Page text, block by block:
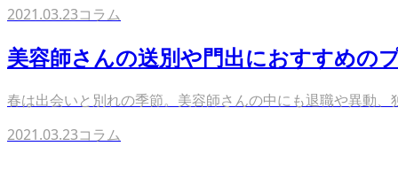
2021.03.23コラム
美容師さんの送別や門出におすすめの
春は出会いと別れの季節。美容師さんの中にも退職や異動
2021.03.23コラム